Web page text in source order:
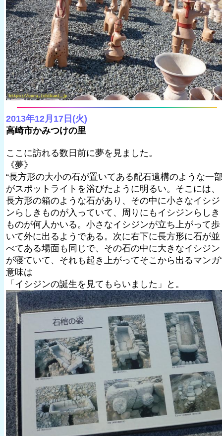
2013年12月17日(火)
高崎市かみつけの里
ここに訪れる数日前に夢を見ました。
《夢》
“長方形の大小の石が置いてある配石遺構のような一
がスポットライトを浴びたように明るい。そこには、
長方形の箱のような石があり、その中に小さなイシジ
ンらしきものが入っていて、周りにもイシジンらしき
ものが何人かいる。小さなイシジンが立ち上がって歩
いて外に出るようである。次に右下に長方形に石が並
べてある場面も同じで、その石の中に大きなイシジン
が寝ていて、それも起き上がってそこから出るマンガ
意味は
「イシジンの誕生を見てもらいました」と。